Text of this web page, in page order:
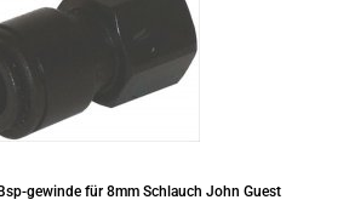
gewinde für 8mm Schlauch John Guest